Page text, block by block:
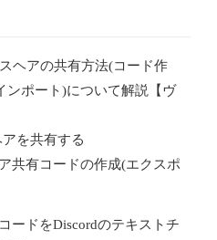
ヘアの共有方法(コード作
ンポート)について解説【ヴ
を共有する
共有コードの作成(エクスポ
ードをDiscordのテキストチ